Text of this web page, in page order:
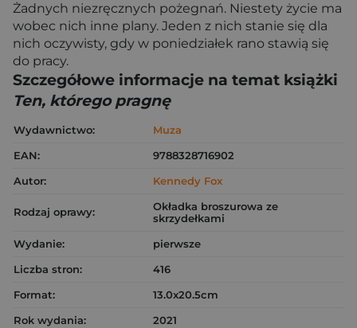
Żadnych niezręcznych pożegnań. Niestety życie ma
wobec nich inne plany. Jeden z nich stanie się dla
nich oczywisty, gdy w poniedziałek rano stawią się
do pracy.
Szczegółowe informacje na temat książki
Ten, którego pragnę
Wydawnictwo:
Muza
EAN:
9788328716902
Autor:
Kennedy Fox
Rodzaj oprawy:
Okładka broszurowa ze
skrzydełkami
Wydanie:
pierwsze
Liczba stron:
416
Format:
13.0x20.5cm
Rok wydania:
2021